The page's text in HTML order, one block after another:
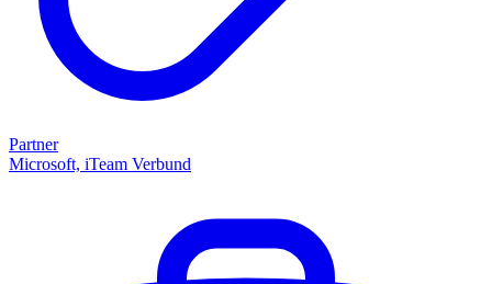
Partner
Microsoft, iTeam Verbund